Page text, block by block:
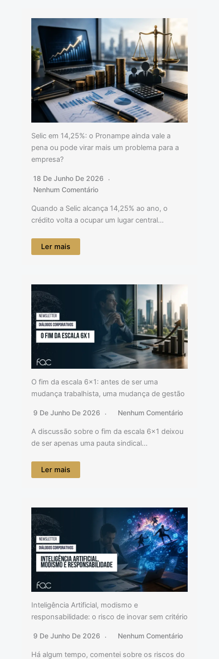
Selic em 14,25%: o Pronampe ainda vale a
pena ou pode virar mais um problema para a
empresa?
18 De Junho De 2026
Nenhum Comentário
Quando a Selic alcança 14,25% ao ano, o
crédito volta a ocupar um lugar central…
Ler mais
O fim da escala 6×1: antes de ser uma
mudança trabalhista, uma mudança de gestão
9 De Junho De 2026 Nenhum Comentário
A discussão sobre o fim da escala 6×1 deixou
de ser apenas uma pauta sindical…
Ler mais
Inteligência Artificial, modismo e
responsabilidade: o risco de inovar sem critério
9 De Junho De 2026 Nenhum Comentário
Há algum tempo, comentei sobre os riscos do